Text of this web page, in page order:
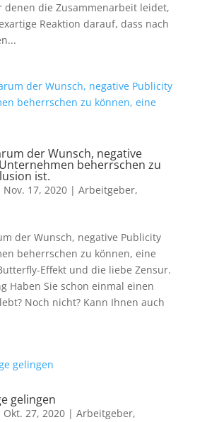
denen die Zusammenarbeit leidet,
Reaktion darauf, dass nach
der Wunsch, negative
beherrschen zu
ist.
Nov. 17, 2020| Arbeitgeber,
der Wunsch, negative Publicity
beherrschen zu können, eine
Effekt und die liebe Zensur.
Haben Sie schon einmal einen
Noch nicht? Kann Ihnen auch
gelingen
Okt. 27, 2020| Arbeitgeber,